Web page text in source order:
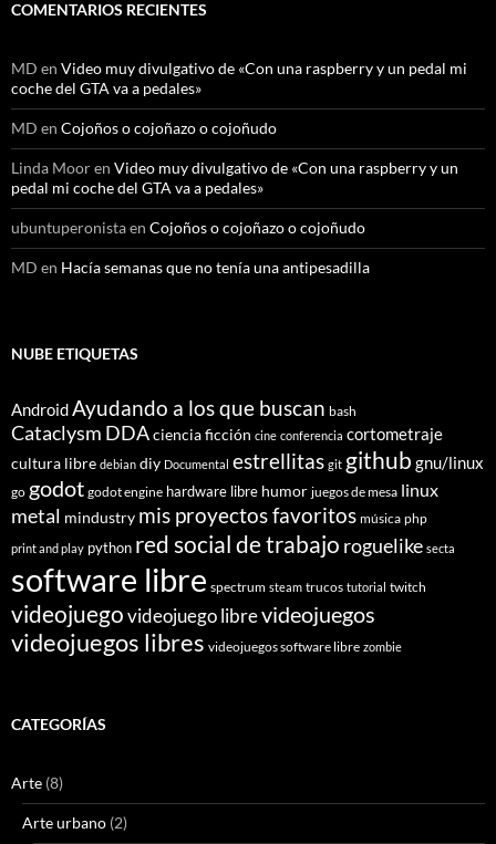
COMENTARIOS RECIENTES
MD en Video muy divulgativo de «Con una raspberry y un pedal mi
coche del GTA va a pedales»
MD en Cojoños o cojoñazo o cojoñudo
Linda Mooren Video muy divulgativo de «Con una raspberry y un
pedal mi coche del GTA va a pedales»
ubuntuperonistaen Cojoños o cojoñazo o cojoñudo
MD en Hacía semanas que no tenía una antipesadilla
NUBE ETIQUETAS
Android Ayudando a los que buscan bash
Cataclysm DDAciencia ficción cine conferencia cortometraje
cultura libre debian diy Documental estrellitas git github gnu/linux
go godot godot engine hardware libre humor juegos de mesa linux
metal mindustry mis proyectos favoritos música php
print and play python red social de trabajo roguelike secta
software libre spectrum steam trucos tutorial twitch
videojuegovideojuego librevideojuegos
videojuegos libres videojuegos software libre zombie
CATEGORÍAS
Arte (8)
Arte urbano (2)